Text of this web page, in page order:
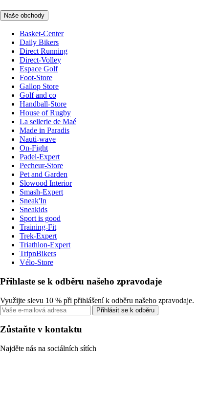
Naše obchody
Basket-Center
Daily Bikers
Direct Running
Direct-Volley
Espace Golf
Foot-Store
Gallop Store
Golf and co
Handball-Store
House of Rugby
La sellerie de Maé
Made in Paradis
Nauti-wave
On-Fight
Padel-Expert
Pecheur-Store
Pet and Garden
Slowood Interior
Smash-Expert
Sneak'In
Sneakids
Sport is good
Training-Fit
Trek-Expert
Triathlon-Expert
TripnBikers
Vélo-Store
Přihlaste se k odběru našeho zpravodaje
Využijte slevu 10 % při přihlášení k odběru našeho zpravodaje.
Přihlásit se k odběru
Zůstaňte v kontaktu
Najděte nás na sociálních sítích